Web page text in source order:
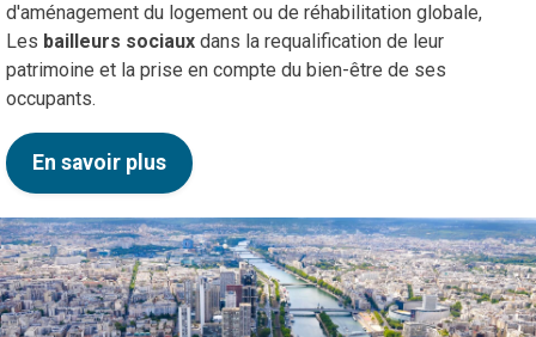
d'aménagement du logement ou de réhabilitation globale,
Les bailleurs sociaux dans la requalification de leur
patrimoine et la prise en compte du bien-être de ses
occupants.
En savoir plus